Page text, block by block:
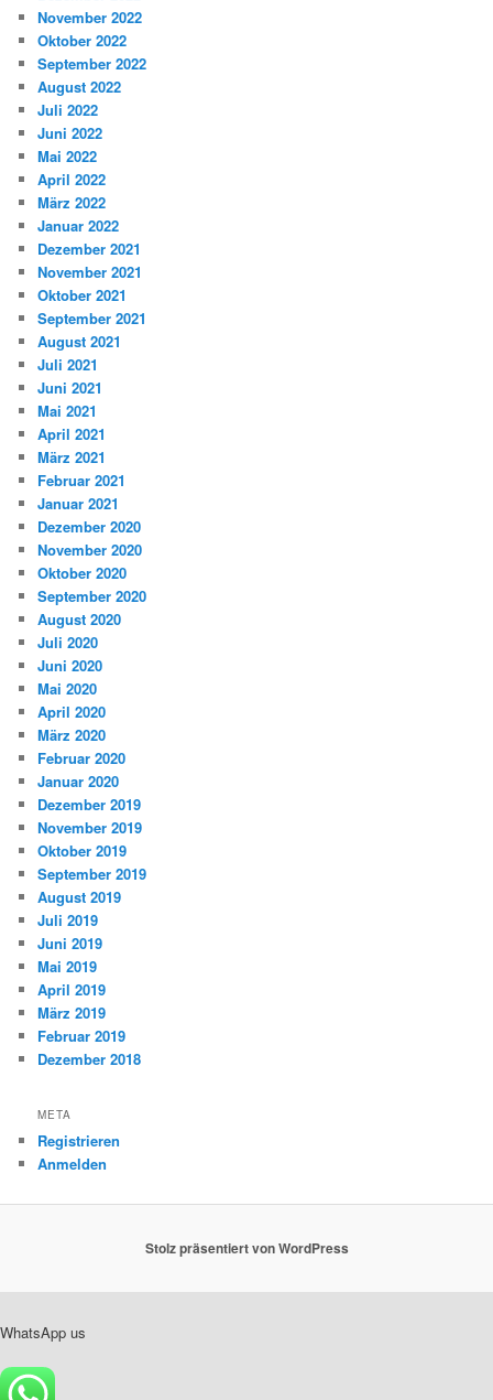
November 2022
Oktober 2022
September 2022
August 2022
Juli 2022
Juni 2022
Mai 2022
April 2022
März 2022
Januar 2022
Dezember 2021
November 2021
Oktober 2021
September 2021
August 2021
Juli 2021
Juni 2021
Mai 2021
April 2021
März 2021
Februar 2021
Januar 2021
Dezember 2020
November 2020
Oktober 2020
September 2020
August 2020
Juli 2020
Juni 2020
Mai 2020
April 2020
März 2020
Februar 2020
Januar 2020
Dezember 2019
November 2019
Oktober 2019
September 2019
August 2019
Juli 2019
Juni 2019
Mai 2019
April 2019
März 2019
Februar 2019
Dezember 2018
META
Registrieren
Anmelden
Stolz präsentiert von WordPress
WhatsApp us